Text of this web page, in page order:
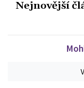
Nejnovější